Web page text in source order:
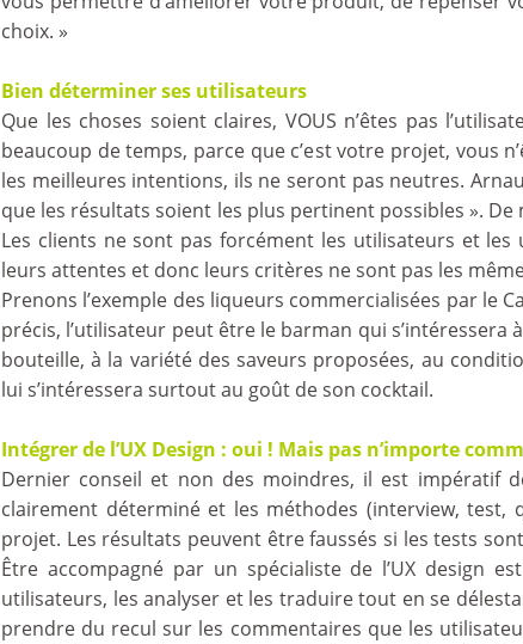
choix. »
Bien déterminer ses utilisateurs
Que les choses soient claires, VOUS n’êtes pas
beaucoup de temps, parce que c’est votre projet, vous
les meilleures intentions, ils ne seront pas neutres.
que les résultats soient les plus pertinent possibles ».
Les clients ne sont pas forcément les utilisateurs et
leurs attentes et donc leurs critères ne sont pas les
Prenons l’exemple des liqueurs commercialisées par le
précis, l’utilisateur peut être le barman qui
bouteille, à la variété des saveurs proposées, au
lui s’intéressera surtout au goût de son cocktail.
Intégrer de l’UX Design : oui ! Mais pas n’importe
Dernier conseil et non des moindres, il est impératif
clairement déterminé et les méthodes (interview,
projet. Les résultats peuvent être faussés si les tests
Être accompagné par un spécialiste de l’UX design
utilisateurs, les analyser et les traduire tout en se
prendre du recul sur les commentaires que les